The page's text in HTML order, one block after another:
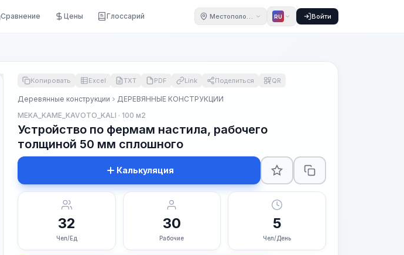
Сравнение Цены Глоссарий Местоположение RU Войти
Копировать Excel TXT PDF Link Поделиться QR
Деревянные конструкции
ДЕРЕВЯННЫЕ КОНСТРУКЦИИ
MEKA_KAME_KAVOTO_KALI · 100 м2
Устройство по фермам настила, рабочего
толщиной 50 мм сплошного
Калькуляция
32
Чел/Ед
30
Рабочие
5
Чел/День